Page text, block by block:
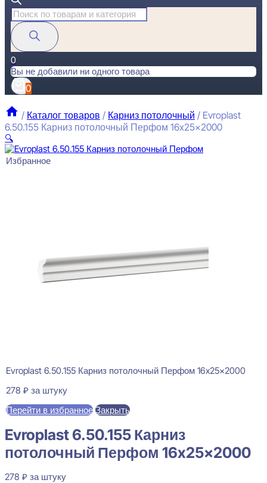
Поиск
товаров
0
Вы не добавили ни одного товара
0
/ Каталог товаров / Карниз потолочный / Evroplast
6.50.155 Карниз потолочный Перфом 16x25x2000
🔍
Избранное
Evroplast 6.50.155 Карниз потолочный Перфом 16x25x2000
278 ₽ за штуку
Перейти в избранное Закрыть
Evroplast 6.50.155 Карниз
потолочный Перфом 16x25x2000
278 ₽ за штуку